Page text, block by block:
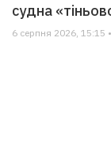
судна
6 серпня 2026, 15:15